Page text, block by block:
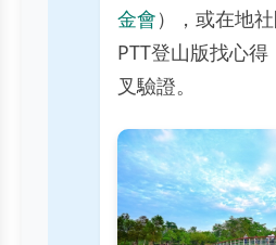
金會），或在地
PTT登山版找心
叉驗證。